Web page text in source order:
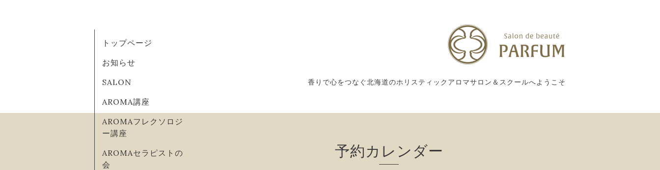
香りで心をつなぐ北海道のホリスティックアロマサロン＆スクールへようこそ
トップページ
お知らせ
SALON
AROMA講座
AROMAフレクソロジ
ー講座
AROMAセラピストの
会
予約カレンダー